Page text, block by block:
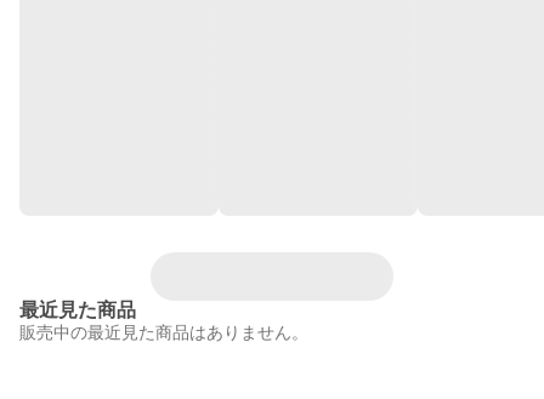
最近見た商品
販売中の最近見た商品はありません。